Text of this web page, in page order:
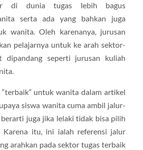
di dunia tugas lebih bagus
serta ada yang bahkan juga
wanita. Oleh karenanya, jurusan
pelajarnya untuk ke arah sektor-
dipandang seperti jurusan kuliah
untuk wanita dalam artikel
siswa wanita cuma ambil jalur-
juga jika lelaki tidak bisa pilih
Karena itu, ini ialah referensi jalur
arahkan pada sektor tugas terbaik